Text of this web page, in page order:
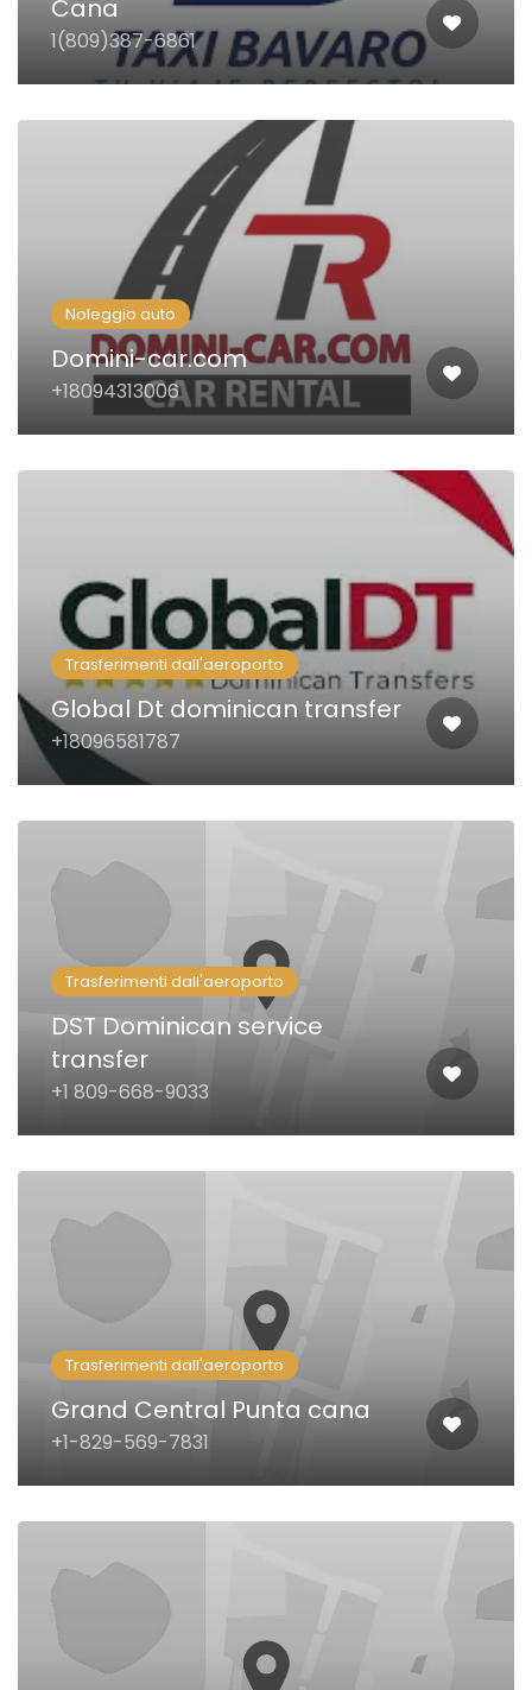
Cana
1(809)387-6861
Noleggio auto
Domini-car.com
+18094313006‬
Trasferimenti dall'aeroporto
Global Dt dominican transfer
+18096581787
Trasferimenti dall'aeroporto
DST Dominican service
transfer
+1 809-668-9033
Trasferimenti dall'aeroporto
Grand Central Punta cana
+1-829-569-7831